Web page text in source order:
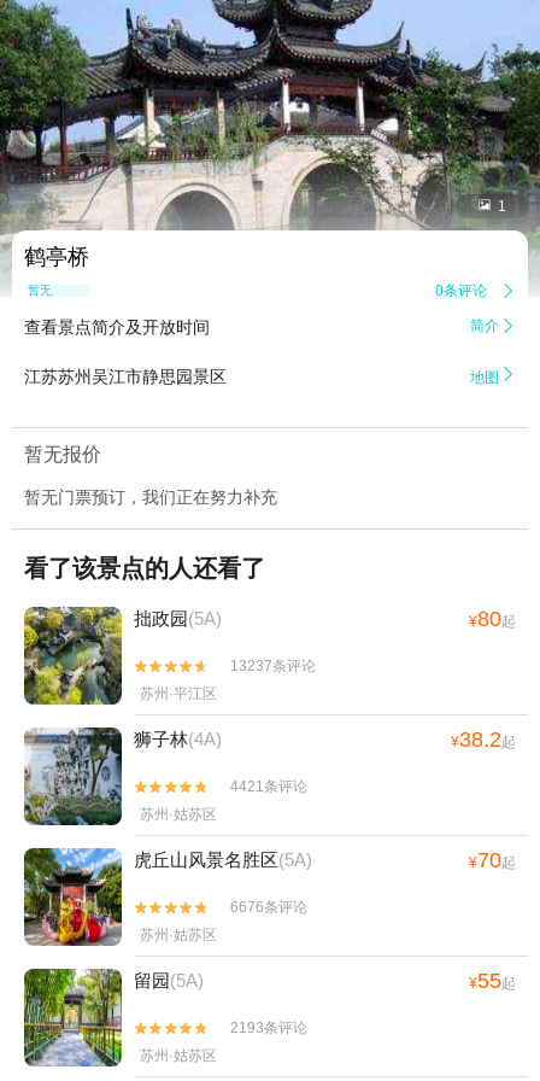
 1
鹤亭桥
暂无点评 0条评论 
查看景点简介及开放时间 简介 
江苏苏州吴江市静思园景区 地图 
暂无报价
暂无门票预订，我们正在努力补充
看了该景点的人还看了
拙政园(5A) ¥80起


13237条评论
苏州·平江区
狮子林(4A) ¥38.2起


4421条评论
苏州·姑苏区
虎丘山风景名胜区(5A) ¥70起


6676条评论
苏州·姑苏区
留园(5A) ¥55起


2193条评论
苏州·姑苏区
